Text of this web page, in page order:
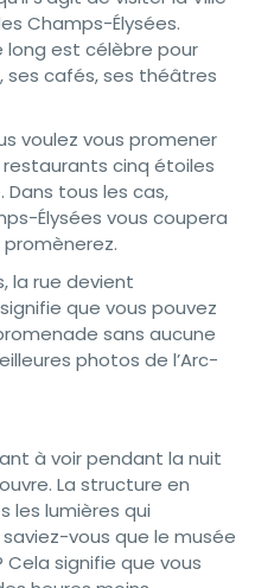
Champs-Élysées.
long est célèbre pour
ses cafés, ses théâtres
voulez vous promener
restaurants cinq étoiles
Dans tous les cas,
Élysées vous coupera
la rue devient
que vous pouvez
sans aucune
photos de l’Arc-
à voir pendant la nuit
La structure en
les lumières qui
saviez-vous que le musée
Cela signifie que vous